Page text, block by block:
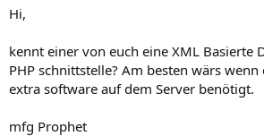
Hi,
kennt einer von euch eine XML Basierte
PHP schnittstelle? Am besten wärs wenn
extra software auf dem Server benötigt.
mfg Prophet